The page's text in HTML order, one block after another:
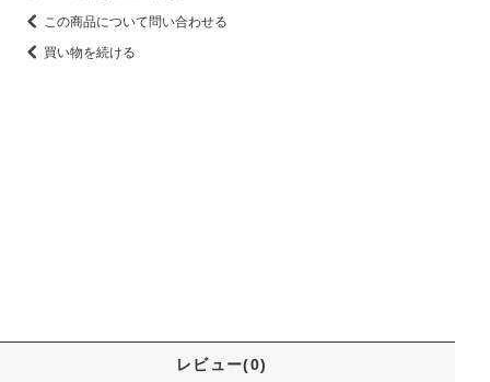
この商品について問い合わせる
買い物を続ける
レビュー(0)